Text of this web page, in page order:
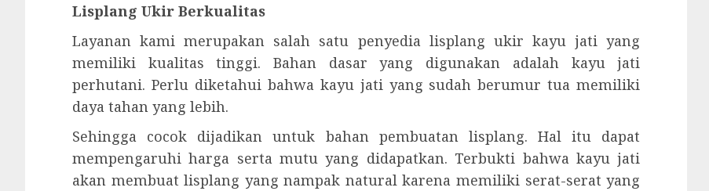
Lisplang Ukir Berkualitas
Layanan kami merupakan salah satu penyedia lisplang ukir kayu jati yang
memiliki kualitas tinggi. Bahan dasar yang digunakan adalah kayu jati
perhutani. Perlu diketahui bahwa kayu jati yang sudah berumur tua memiliki
daya tahan yang lebih.
Sehingga cocok dijadikan untuk bahan pembuatan lisplang. Hal itu dapat
mempengaruhi harga serta mutu yang didapatkan. Terbukti bahwa kayu jati
akan membuat lisplang yang nampak natural karena memiliki serat-serat yang